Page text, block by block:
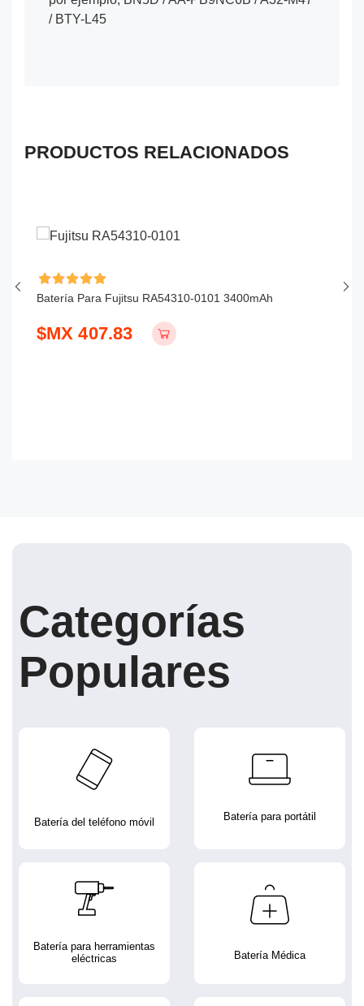
/ BTY-L45
PRODUCTOS RELACIONADOS
Batería Para Fujitsu RA54310-0101 3400mAh
$MX 407.83
Categorías
Populares
Batería del teléfono móvil Batería para portátil
Batería para herramientas
eléctricas
Batería Médica